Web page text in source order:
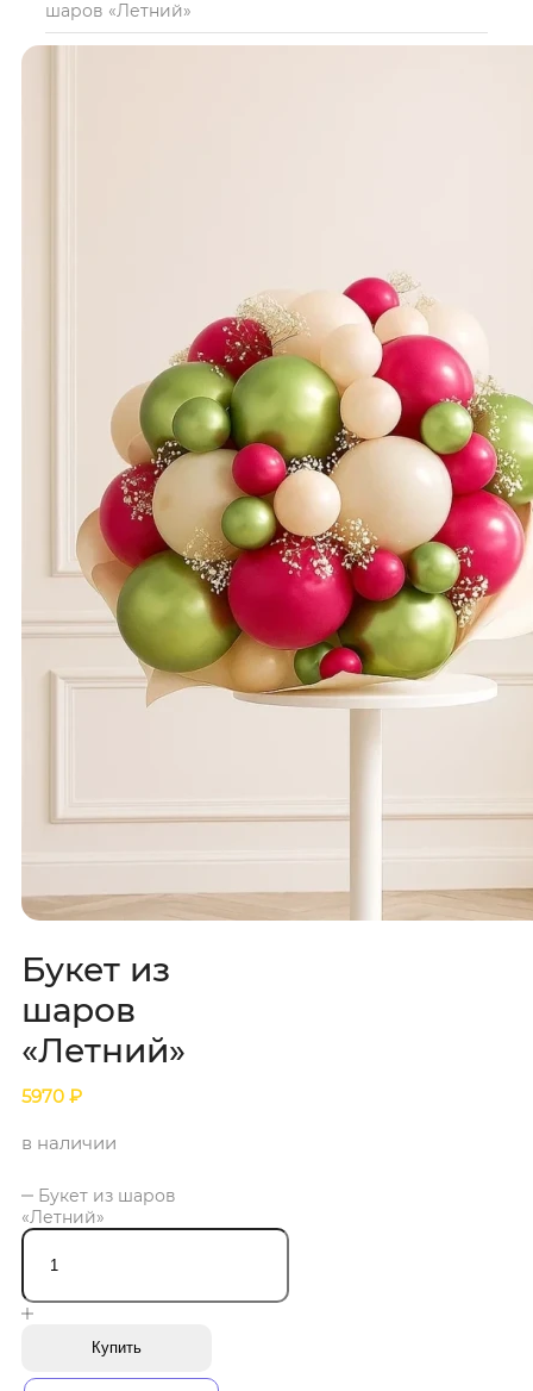
шаров «Летний»
Букет из
шаров
«Летний»
5970 ₽
в наличии
Букет из шаров
«Летний»
Купить